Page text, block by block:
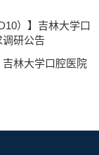
）】吉林大学口
调研公告
林大学口腔医院